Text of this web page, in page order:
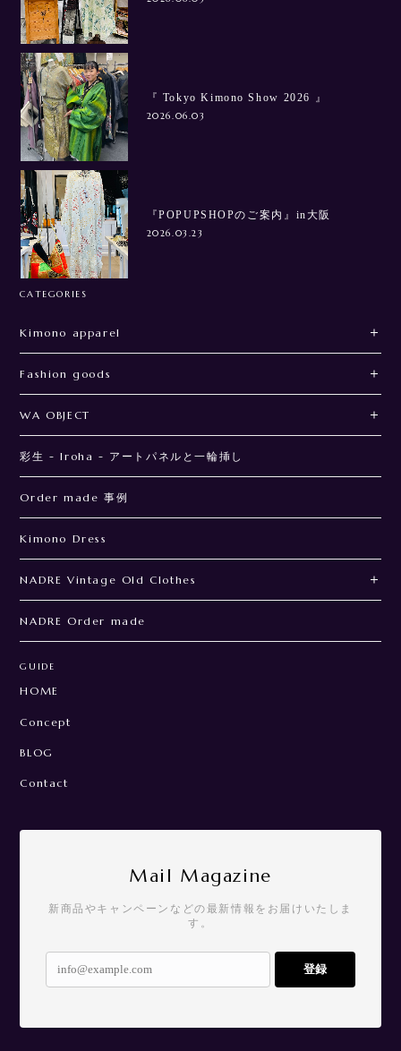
『 Tokyo Kimono Show 2026 』
2026.06.03
『POPUPSHOPのご案内』in大阪
2026.03.23
CATEGORIES
Kimono apparel
Fashion goods
WA OBJECT
彩生 - Iroha - アートパネルと一輪挿し
Order made 事例
Kimono Dress
NADRE Vintage Old Clothes
NADRE Order made
GUIDE
HOME
Concept
BLOG
Contact
Mail Magazine
新商品やキャンペーンなどの最新情報をお届けいたしま
す。
登録